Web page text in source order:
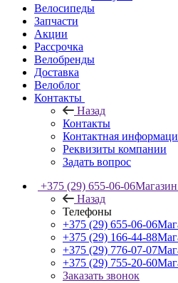
Велосипеды
Запчасти
Акции
Рассрочка
Велобренды
Доставка
Велоблог
Контакты
Назад
Контакты
Контактная
Реквизиты компании
Задать вопрос
+375 (29) 655-06-06
Назад
Телефоны
+375 (29) 655-06-06
+375 (29) 166-44-88
+375 (29) 776-07-07
+375 (29) 755-20-60
Заказать звонок